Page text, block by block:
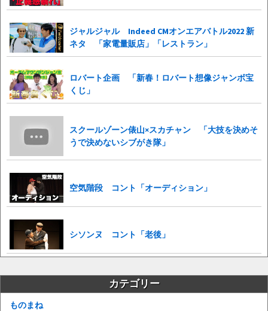
ジャルジャル Indeed CMオンエアバトル2022 新
ネタ 「家電量販店」「レストラン」
ロバート企画 「新春！ロバート想像ジャンボ宝
くじ」
スクールゾーン俵山×スカチャン 「大技を決めそ
うで決めないシブがき隊」
空気階段 コント「オーディション」
シソンヌ コント「老後」
カテゴリー
ものまね